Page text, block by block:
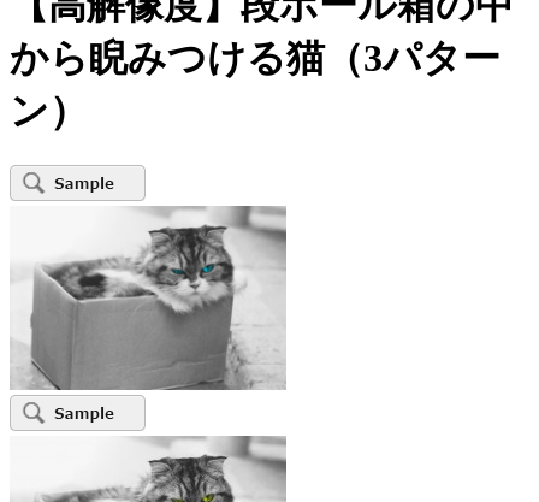
から睨みつける猫（3パター
ン）